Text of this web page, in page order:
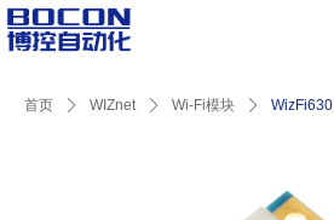
首页 ꄲ WIZnet ꄲ Wi-Fi模块 ꄲ WizFi630